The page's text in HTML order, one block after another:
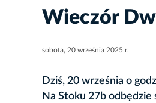
Wieczór
sobota, 20 września 2025 r.
Dziś, 20 września o
Na Stoku 27b